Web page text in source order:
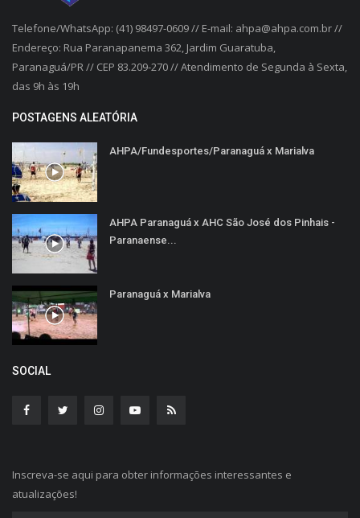
Telefone/WhatsApp: (41) 98497-0609 // E-mail: ahpa@ahpa.com.br //
Endereço: Rua Paranapanema 362, Jardim Guaratuba,
Paranaguá/PR // CEP 83.209-270 // Atendimento de Segunda à Sexta,
das 9h às 19h
POSTAGENS ALEATÓRIA
AHPA/Fundesportes/Paranaguá x Marialva
AHPA Paranaguá x AHC São José dos Pinhais -
Paranaense...
Paranaguá x Marialva
SOCIAL
Inscreva-se aqui para obter informações interessantes e
atualizações!